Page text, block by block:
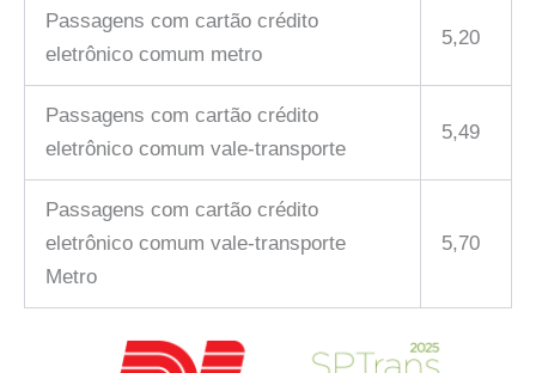
Passagens com cartão crédito
eletrônico comum metro
5,20
Passagens com cartão crédito
eletrônico comum vale-transporte
5,49
Passagens com cartão crédito
eletrônico comum vale-transporte
Metro
5,70